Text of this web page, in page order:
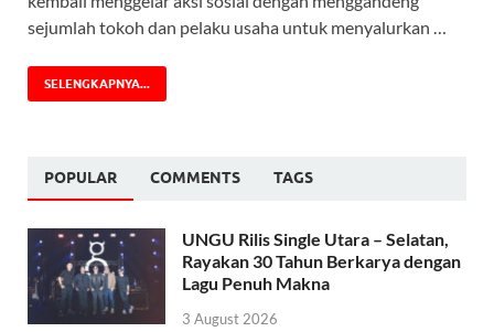
sejumlah tokoh dan pelaku usaha untuk menyalurkan …
SELENGKAPNYA...
POPULAR COMMENTS TAGS
UNGU Rilis Single Utara – Selatan,
Rayakan 30 Tahun Berkarya dengan
Lagu Penuh Makna
3 August 2026